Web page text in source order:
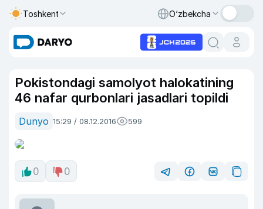
Toshkent O‘zbekcha
Pokistondagi samolyot halokatining
46 nafar qurbonlari jasadlari topildi
Dunyo 15:29 / 08.12.2016 599
0 0